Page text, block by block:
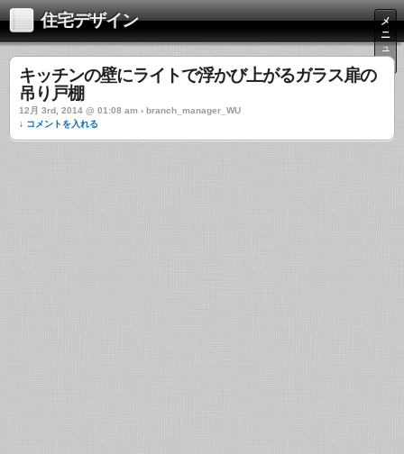
住宅デザイン
メ
ニ
ュ
ー
キッチンの壁にライトで浮かび上がるガラス扉の
吊り戸棚
12月 3rd, 2014 @ 01:08 am › branch_manager_WU
↓ コメントを入れる